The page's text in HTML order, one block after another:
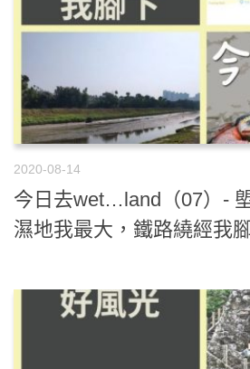
2020-08-14
今日去wet…land（07）-
濕地我最大，鐵路繞經我